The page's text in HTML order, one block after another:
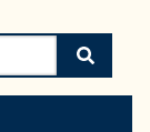
検
索
す